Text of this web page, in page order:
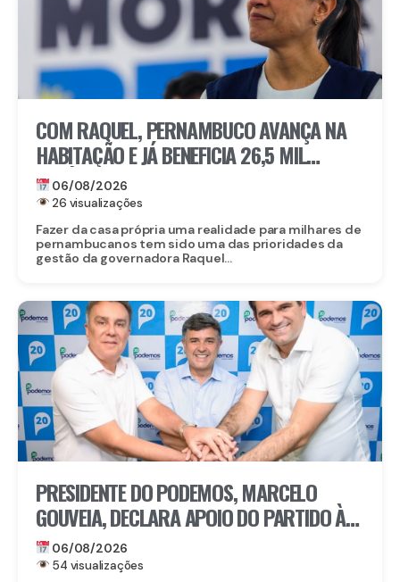
COM RAQUEL, PERNAMBUCO AVANÇA NA
HABITAÇÃO E JÁ BENEFICIA 26,5 MIL
FAMÍLIAS COM O MORAR BEM – ENTRADA
GARANTIDA
06/08/2026
26 visualizações
Fazer da casa própria uma realidade para milhares de
pernambucanos tem sido uma das prioridades da
gestão da governadora Raquel...
PRESIDENTE DO PODEMOS, MARCELO
GOUVEIA, DECLARA APOIO DO PARTIDO À
CANDIDATURA DE EDUARDO DA FONTE AO
SENADO
06/08/2026
54 visualizações